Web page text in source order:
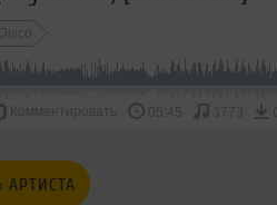
Комментировать 05:45 3773
АРТИСТА